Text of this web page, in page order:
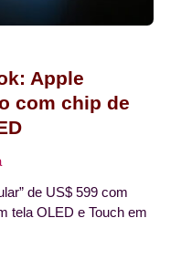
Apple
com chip de
de US$ 599 com
tela OLED e Touch em